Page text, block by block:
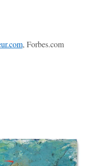
, Forbes.com